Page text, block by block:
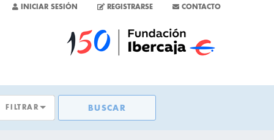
INICIAR SESIÓN REGISTRARSE CONTACTO
FILTRAR BUSCAR